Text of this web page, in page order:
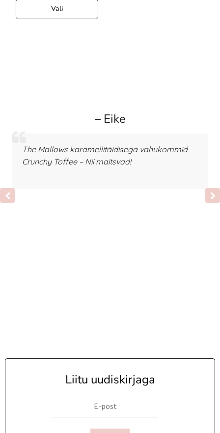
Vali
– Eike
The Mallows karamellitäidisega vahukommid
Crunchy Toffee – Nii maitsvad!
Liitu uudiskirjaga